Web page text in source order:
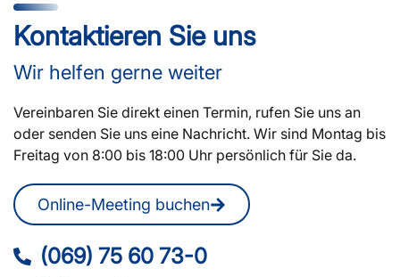
Kontaktieren Sie uns
Wir helfen gerne weiter
Vereinbaren Sie direkt einen Termin, rufen Sie uns an
oder senden Sie uns eine Nachricht. Wir sind Montag bis
Freitag von 8:00 bis 18:00 Uhr persönlich für Sie da.
Online-Meeting buchen
(069) 75 60 73-0